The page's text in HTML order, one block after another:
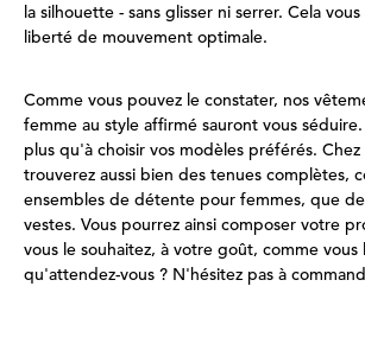
la silhouette - sans glisser ni serrer. Cela
liberté de mouvement optimale.
Comme vous pouvez le constater, nos
femme au style affirmé sauront vous
plus qu'à choisir vos modèles préférés. Chez
trouverez aussi bien des tenues complètes,
ensembles de détente pour femmes, que
vestes. Vous pourrez ainsi composer votre
vous le souhaitez, à votre goût, comme vous
qu'attendez-vous ? N'hésitez pas à